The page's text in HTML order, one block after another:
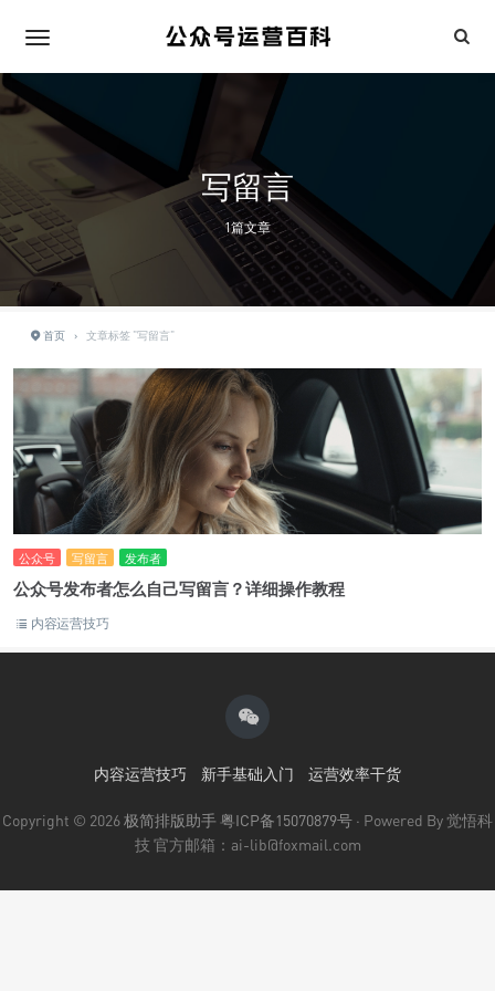
写留言
1篇文章
首页 › 文章标签 "写留言"
公众号 写留言 发布者
公众号发布者怎么自己写留言？详细操作教程
内容运营技巧
内容运营技巧 新手基础入门 运营效率干货
Copyright © 2026极简排版助手粤ICP备15070879号 · Powered By 觉悟科
技 官方邮箱：ai-lib@foxmail.com